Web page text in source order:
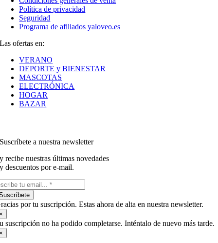
Política de privacidad
Seguridad
Programa de afiliados yaloveo.es
Las ofertas en:
VERANO
DEPORTE y BIENESTAR
MASCOTAS
ELECTRÓNICA
HOGAR
BAZAR
Suscríbete a nuestra newsletter
y recibe nuestras últimas novedades
y descuentos por e-mail.
por tu suscripción. Estas ahora de alta en nuestra newsletter.
suscripción no ha podido completarse. Inténtalo de nuevo más tarde.